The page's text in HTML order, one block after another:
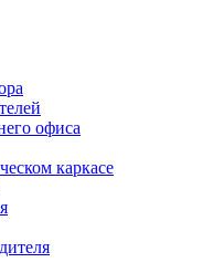
офиса
каркасе